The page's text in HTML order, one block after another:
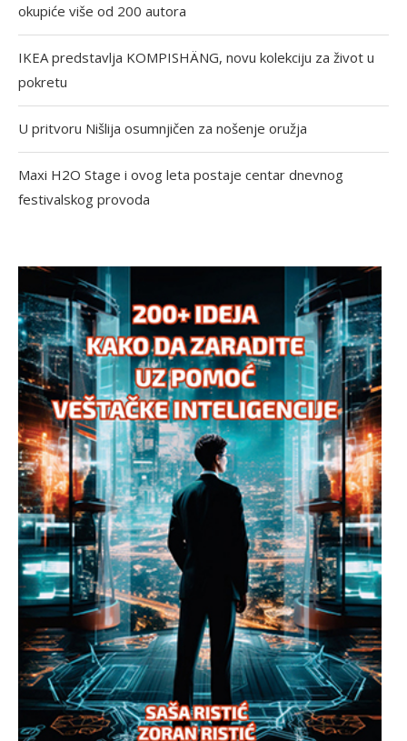
okupiće više od 200 autora
IKEA predstavlja KOMPISHÄNG, novu kolekciju za život u
pokretu
U pritvoru Nišlija osumnjičen za nošenje oružja
Maxi H2O Stage i ovog leta postaje centar dnevnog
festivalskog provoda